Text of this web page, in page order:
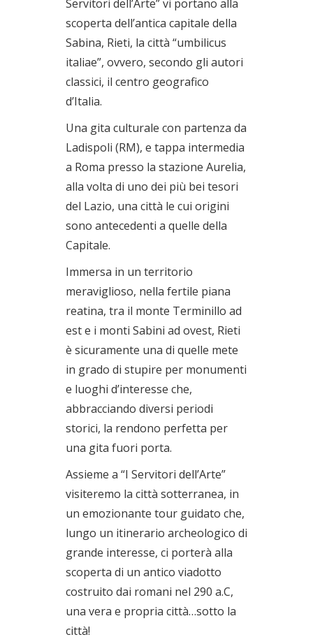
Servitori dell’Arte” vi portano alla
scoperta dell’antica capitale della
Sabina, Rieti, la città “umbilicus
italiae”, ovvero, secondo gli autori
classici, il centro geografico
d’Italia.
Una gita culturale con partenza da
Ladispoli (RM), e tappa intermedia
a Roma presso la stazione Aurelia,
alla volta di uno dei più bei tesori
del Lazio, una città le cui origini
sono antecedenti a quelle della
Capitale.
Immersa in un territorio
meraviglioso, nella fertile piana
reatina, tra il monte Terminillo ad
est e i monti Sabini ad ovest, Rieti
è sicuramente una di quelle mete
in grado di stupire per monumenti
e luoghi d’interesse che,
abbracciando diversi periodi
storici, la rendono perfetta per
una gita fuori porta.
Assieme a “I Servitori dell’Arte”
visiteremo la città sotterranea, in
un emozionante tour guidato che,
lungo un itinerario archeologico di
grande interesse, ci porterà alla
scoperta di un antico viadotto
costruito dai romani nel 290 a.C,
una vera e propria città…sotto la
città!